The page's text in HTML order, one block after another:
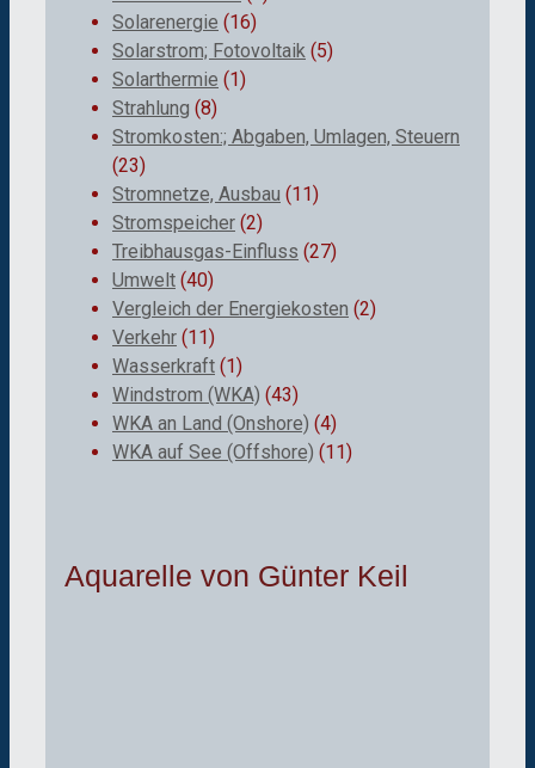
Solarenergie (16)
Solarstrom; Fotovoltaik (5)
Solarthermie (1)
Strahlung (8)
Stromkosten:; Abgaben, Umlagen, Steuern
(23)
Stromnetze, Ausbau (11)
Stromspeicher (2)
Treibhausgas-Einfluss (27)
Umwelt (40)
Vergleich der Energiekosten (2)
Verkehr (11)
Wasserkraft (1)
Windstrom (WKA) (43)
WKA an Land (Onshore) (4)
WKA auf See (Offshore) (11)
Aquarelle von Günter Keil